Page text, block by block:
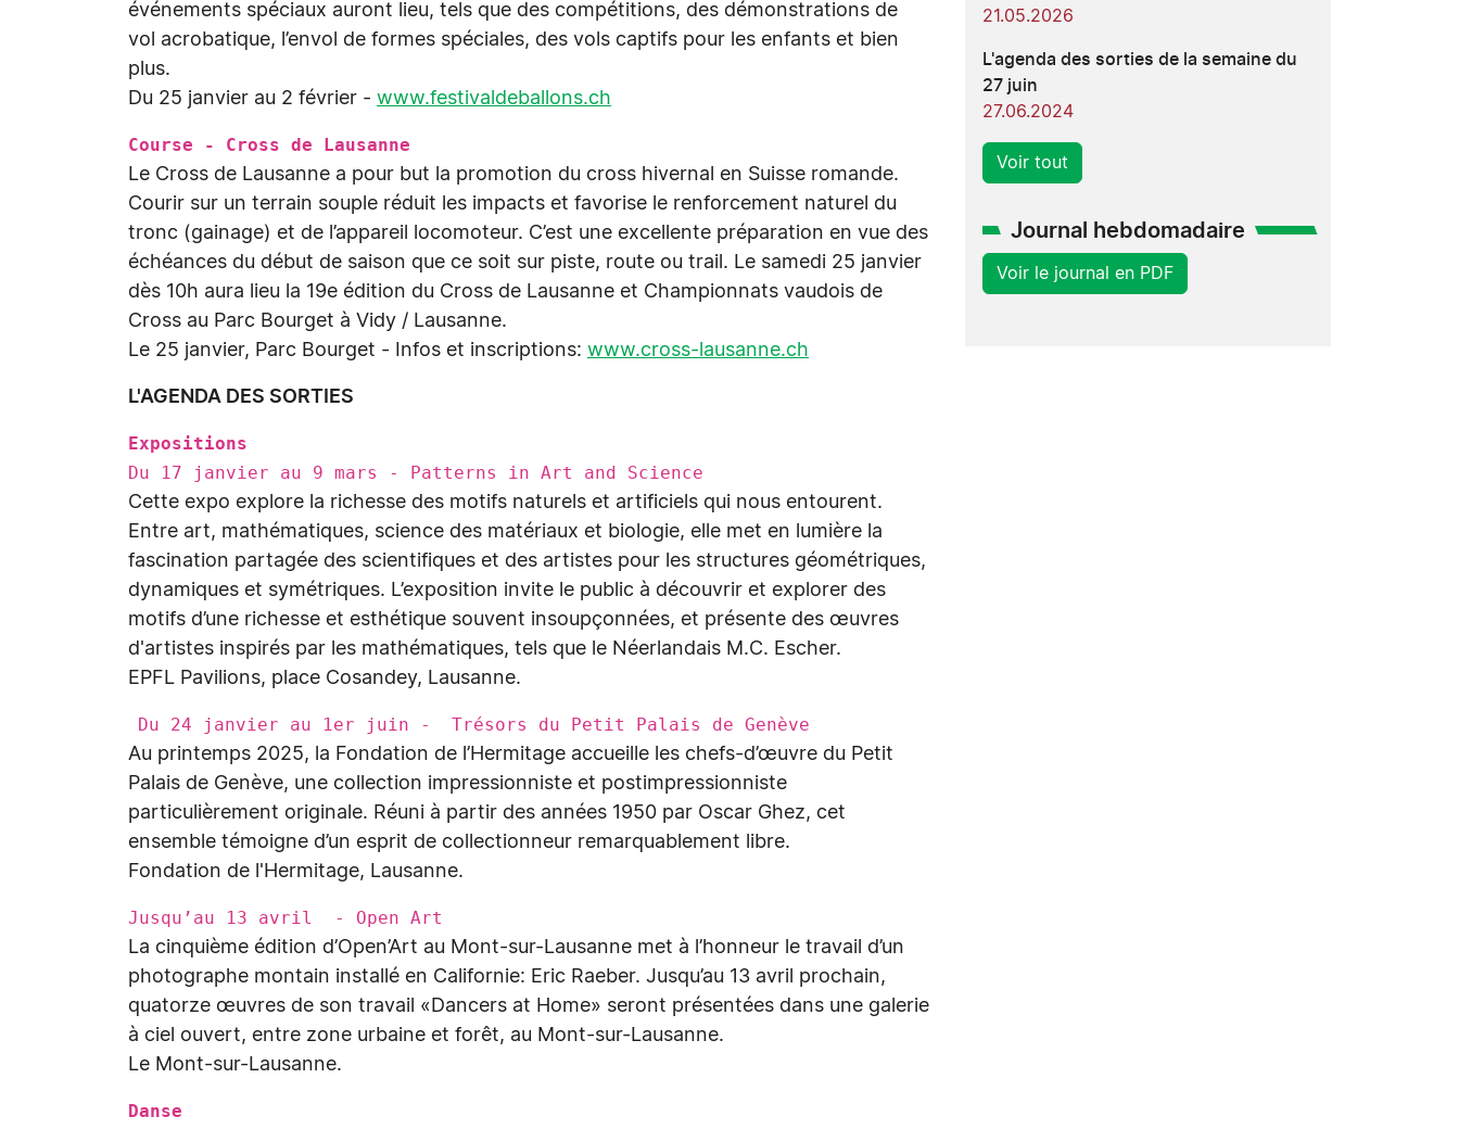
événements spéciaux auront lieu, tels que des compétitions, des démonstrations de
vol acrobatique, l’envol de formes spéciales, des vols captifs pour les enfants et bien
plus.
Du 25 janvier au 2 février - www.festivaldeballons.ch
Course - Cross de Lausanne
Le Cross de Lausanne a pour but la promotion du cross hivernal en Suisse romande.
Courir sur un terrain souple réduit les impacts et favorise le renforcement naturel du
tronc (gainage) et de l’appareil locomoteur. C’est une excellente préparation en vue des
échéances du début de saison que ce soit sur piste, route ou trail. Le samedi 25 janvier
dès 10h aura lieu la 19e édition du Cross de Lausanne et Championnats vaudois de
Cross au Parc Bourget à Vidy / Lausanne.
Le 25 janvier, Parc Bourget - Infos et inscriptions: www.cross-lausanne.ch
L'AGENDA DES SORTIES
Expositions
Du 17 janvier au 9 mars - Patterns in Art and Science
Cette expo explore la richesse des motifs naturels et artificiels qui nous entourent.
Entre art, mathématiques, science des matériaux et biologie, elle met en lumière la
fascination partagée des scientifiques et des artistes pour les structures géométriques,
dynamiques et symétriques. L’exposition invite le public à découvrir et explorer des
motifs d’une richesse et esthétique souvent insoupçonnées, et présente des œuvres
d'artistes inspirés par les mathématiques, tels que le Néerlandais M.C. Escher.
EPFL Pavilions, place Cosandey, Lausanne.
Du 24 janvier au 1er juin - Trésors du Petit Palais de Genève
Au printemps 2025, la Fondation de l’Hermitage accueille les chefs-d’œuvre du Petit
Palais de Genève, une collection impressionniste et postimpressionniste
particulièrement originale. Réuni à partir des années 1950 par Oscar Ghez, cet
ensemble témoigne d’un esprit de collectionneur remarquablement libre.
Fondation de l'Hermitage, Lausanne.
Jusqu’au 13 avril - Open Art
La cinquième édition d’Open’Art au Mont-sur-Lausanne met à l’honneur le travail d’un
photographe montain installé en Californie: Eric Raeber. Jusqu’au 13 avril prochain,
quatorze œuvres de son travail «Dancers at Home» seront présentées dans une galerie
à ciel ouvert, entre zone urbaine et forêt, au Mont-sur-Lausanne.
Le Mont-sur-Lausanne.
Danse
21.05.2026
L'agenda des sorties de la semaine du
27 juin
27.06.2024
Voir tout
Journal hebdomadaire
Voir le journal en PDF